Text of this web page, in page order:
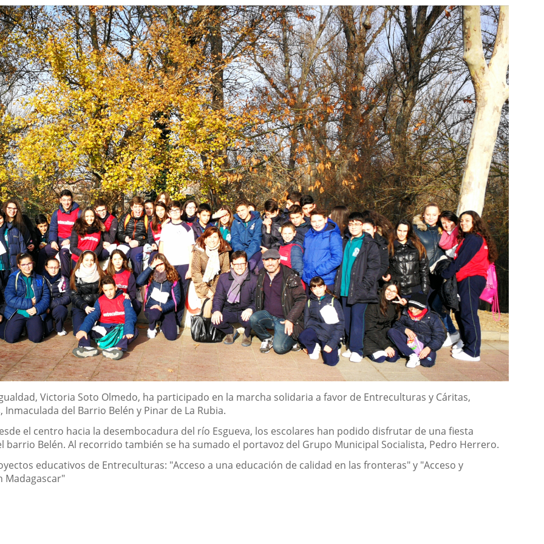
Victoria Soto Olmedo, ha participado en la marcha solidaria a favor de Entreculturas y Cáritas,
del Barrio Belén y Pinar de La Rubia.
el centro hacia la desembocadura del río Esgueva, los escolares han podido disfrutar de una fiesta
barrio Belén. Al recorrido también se ha sumado el portavoz del Grupo Municipal Socialista, Pedro Herrero.
educativos de Entreculturas: "Acceso a una educación de calidad en las fronteras" y "Acceso y
Madagascar"